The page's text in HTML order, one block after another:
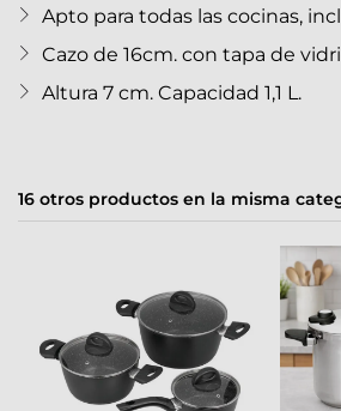
Apto para todas las cocinas,
Cazo de 16cm. con tapa de
Altura 7 cm. Capacidad 1,1 L.
16 otros productos en la misma